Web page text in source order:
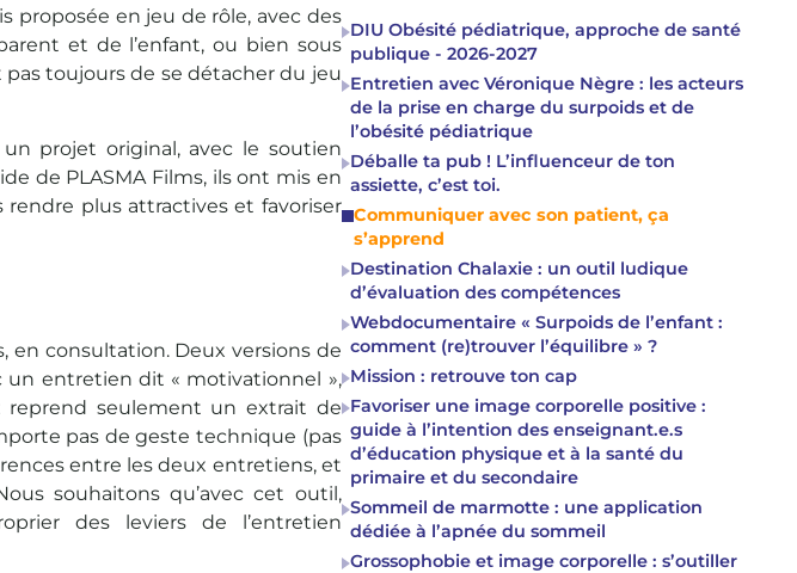
proposée en jeu de rôle, avec des
et de l’enfant, ou bien sous
toujours de se détacher du jeu
un projet original, avec le soutien
de PLASMA Films, ils ont mis en
plus attractives et favoriser
consultation. Deux versions de
un entretien dit « motivationnel »,
reprend seulement un extrait de
pas de geste technique (pas
entre les deux entretiens, et
souhaitons qu’avec cet outil,
des leviers de l’entretien
DIU Obésité pédiatrique, approche de santé
publique - 2026-2027
Entretien avec Véronique Nègre : les acteurs
de la prise en charge du surpoids et de
l’obésité pédiatrique
Déballe ta pub ! L’influenceur de ton
assiette, c’est toi.
Communiquer avec son patient, ça
s’apprend
Destination Chalaxie : un outil ludique
d’évaluation des compétences
Webdocumentaire « Surpoids de l’enfant :
comment (re)trouver l’équilibre » ?
Mission : retrouve ton cap
Favoriser une image corporelle positive :
guide à l’intention des enseignant.e.s
d’éducation physique et à la santé du
primaire et du secondaire
Sommeil de marmotte : une application
dédiée à l’apnée du sommeil
Grossophobie et image corporelle : s’outiller